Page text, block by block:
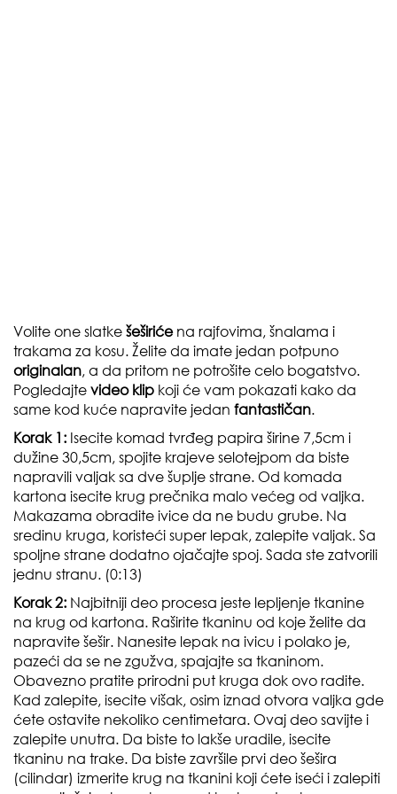
Volite one slatke šeširićena rajfovima, šnalama i
trakama za kosu. Želite da imate jedan potpuno
originalan, a da pritom ne potrošite celo bogatstvo.
Pogledajte video klip koji će vam pokazati kako da
same kod kuće napravite jedan fantastičan.
Korak 1: Isecite komad tvrđeg papira širine 7,5cm i
dužine 30,5cm, spojite krajeve selotejpom da biste
napravili valjak sa dve šuplje strane. Od komada
kartona isecite krug prečnika malo većeg od valjka.
Makazama obradite ivice da ne budu grube. Na
sredinu kruga, koristeći super lepak, zalepite valjak. Sa
spoljne strane dodatno ojačajte spoj. Sada ste zatvorili
jednu stranu. (0:13)
Korak 2: Najbitniji deo procesa jeste lepljenje tkanine
na krug od kartona. Raširite tkaninu od koje želite da
napravite šešir. Nanesite lepak na ivicu i polako je,
pazeći da se ne zgužva, spajajte sa tkaninom.
Obavezno pratite prirodni put kruga dok ovo radite.
Kad zalepite, isecite višak, osim iznad otvora valjka gde
ćete ostavite nekoliko centimetara. Ovaj deo savijte i
zalepite unutra. Da biste to lakše uradile, isecite
tkaninu na trake. Da biste završile prvi deo šešira
(cilindar) izmerite krug na tkanini koji ćete iseći i zalepiti